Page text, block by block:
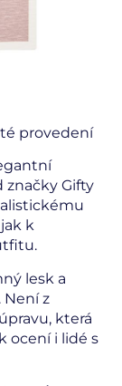
provedení
značky Gifty
k
lesk a
z
která
ocení i lidé s